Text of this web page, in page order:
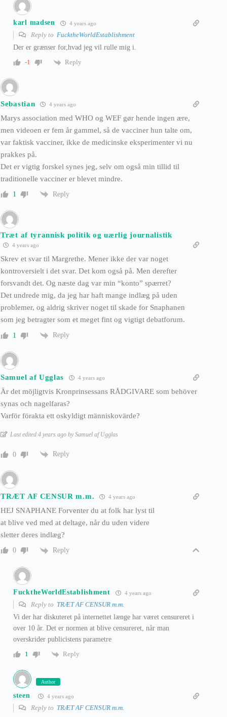
karl madsen 4 years ago
Reply to FucktheWorldEstablishment
Der er grænser for,hvad jeg vil rulle mig i.
-1
Reply
Sebastian 4 years ago
Marys association med WHO og WEF gør hende ingen ære,
men videoen er fem år gammel, så de vacciner hun talte om,
var faktisk vacciner, ikke de medicinske eksperimenter vi nu
prakkes på.
Det er vigtig forskel synes jeg, selv om også min tillid til
traditionelle vacciner er blevet mindre.
1 Reply
Træt af tyrannisk politik og uærlig journalistik
4 years ago
Skrev et svar til Margrethe. Mener ikke der var noget
kontroversielt i det svar. Det kom også på. Men derefter
forsvandt det. Og næste dag var min “konto” spærret?
Det undrede mig, da jeg har haft mange indlæg på uden
problemer, og aldrig skriver noget til skade for Snaphanen
som jeg betragter som et meget fint og vigtigt debatforum.
1 Reply
Samuel af Ugglas 4 years ago
Är det möjligtvis Kronprinsessans RÅDGIVARE som behöver
synas och nagelfaras?
Varför förakta ett oskyldigt människovärde?
Last edited 4 years ago by Samuel af Ugglas
0 Reply
TRÆT AF CENSUR m.m. 4 years ago
HEJ SNAPHANE Forventer du at folk har lyst til
at blive ved med at deltage, når du uden videre
sletter deres indlæg?
0 Reply
FucktheWorldEstablishment 4 years ago
Reply to TRÆT AF CENSUR m.m.
Vi der har diskuteret på internettet længe har været censureret i
over 10 år. Det er normen at blive censureret, når man
overskrider publicistens parametre
1
Reply
Author
steen 4 years ago
Reply to TRÆT AF CENSUR m.m.